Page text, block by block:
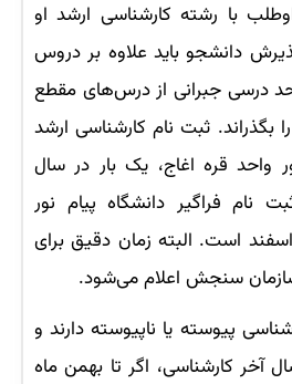
با رشته کارشناسی ارشد او
دانشجو باید علاوه بر دروس
ارشد، 12 واحد درسی جبرانی از درس‌های مقطع
بگذراند. ثبت نام کارشناسی ارشد
واحد قره اغاج، یک بار در سال
نام فراگیر دانشگاه پیام نور
معمولا بین 10 تا 20 اسفند است. البته زمان دقیق برای
سنجش اعلام می‌شود.
پیوسته یا ناپیوسته دارند و
آخر کارشناسی، اگر تا بهمن ماه